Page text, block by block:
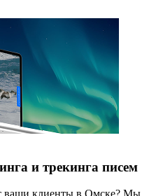
и трекинга писем